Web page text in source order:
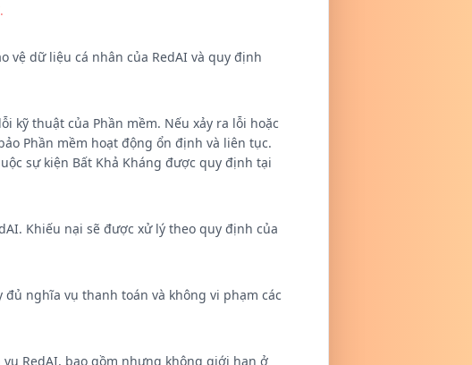
vệ dữ liệu cá nhân của RedAI và quy định
kỹ thuật của Phần mềm. Nếu xảy ra lỗi hoặc
Phần mềm hoạt động ổn định và liên tục.
sự kiện Bất Khả Kháng được quy định tại
Khiếu nại sẽ được xử lý theo quy định của
nghĩa vụ thanh toán và không vi phạm các
RedAI, bao gồm nhưng không giới hạn ở